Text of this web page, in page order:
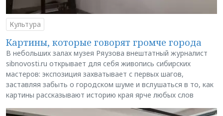
Культура
Картины, которые говорят громче города
В небольших залах музея Ряузова внештатный журналист
sibnovosti.ru открывает для себя живопись сибирских
мастеров: экспозиция захватывает с первых шагов,
заставляя забыть о городском шуме и вслушаться в то, как
картины рассказывают историю края ярче любых слов